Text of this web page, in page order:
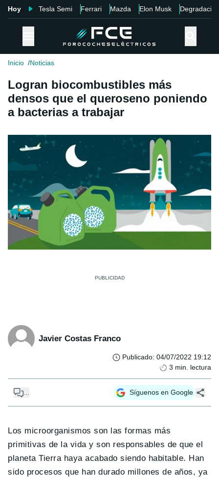
Hoy Tesla Semi Ferrari Mazda Elon Musk Degradación
Inicio Noticias
Logran biocombustibles más
densos que el queroseno poniendo
a bacterias a trabajar
Javier Costas Franco
Publicado: 04/07/2022 19:12
3 min. lectura
... Síguenos en Google
Los microorganismos son las formas más
primitivas de la vida y son responsables de que el
planeta Tierra haya acabado siendo habitable. Han
sido procesos que han durado millones de años, ya